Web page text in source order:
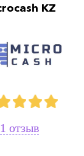
KZ
1 отзыв